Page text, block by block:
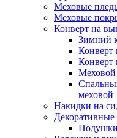
Меховые
Меховые
Конверт на
Зимний
Конверт
Конверт
Меховой
меховой
Накидки на